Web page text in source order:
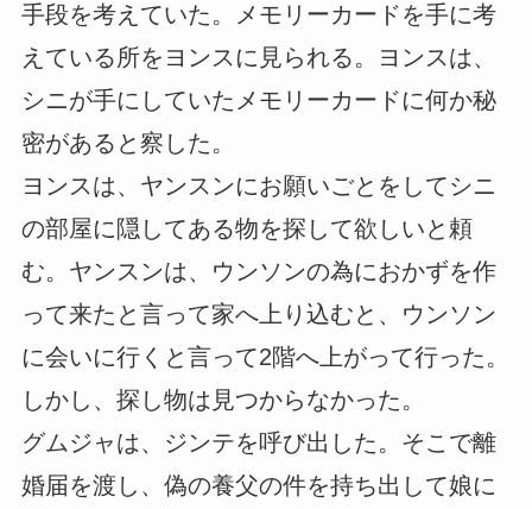
手段を考えていた。メモリーカードを手に考
えている所をヨンスに見られる。ヨンスは、
シニが手にしていたメモリーカードに何か秘
密があると察した。
ヨンスは、ヤンスンにお願いごとをしてシニ
の部屋に隠してある物を探して欲しいと頼
む。ヤンスンは、ウンソンの為におかずを作
って来たと言って家へ上り込むと、ウンソン
に会いに行くと言って2階へ上がって行った。
しかし、探し物は見つからなかった。
グムジャは、ジンテを呼び出した。そこで離
婚届を渡し、偽の養父の件を持ち出して娘に